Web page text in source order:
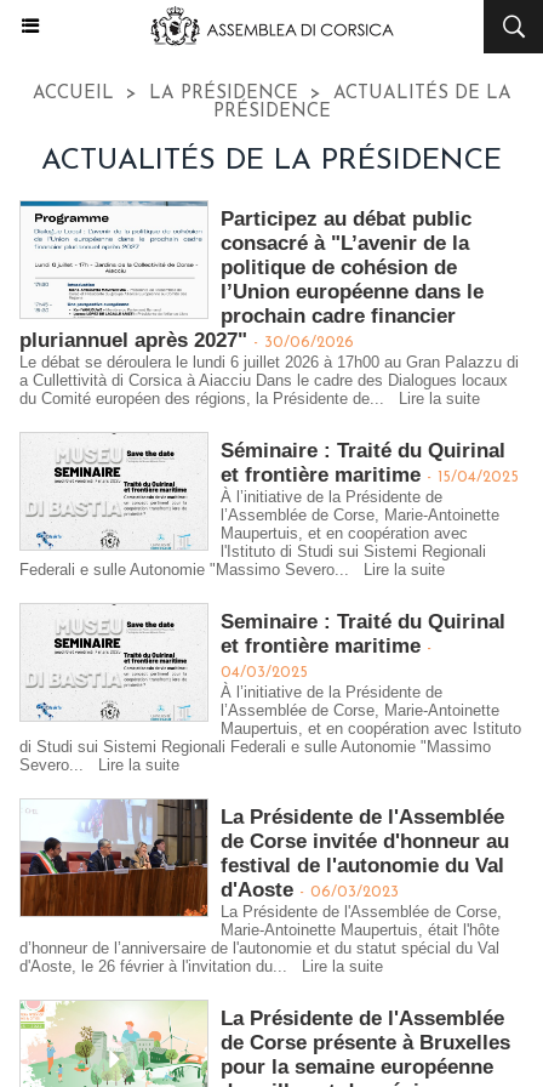
ACCUEIL > LA PRÉSIDENCE >
ACTUALITÉS DE LA
PRÉSIDENCE
ACTUALITÉS DE LA PRÉSIDENCE
Participez au débat public
consacré à "L’avenir de la
politique de cohésion de
l’Union européenne dans le
prochain cadre financier
pluriannuel après 2027" - 30/06/2026
Le débat se déroulera le lundi 6 juillet 2026 à 17h00 au Gran Palazzu di
a Cullettività di Corsica à Aiacciu Dans le cadre des Dialogues locaux
du Comité européen des régions, la Présidente de...
Lire la suite
Séminaire : Traité du Quirinal
et frontière maritime - 15/04/2025
À l’initiative de la Présidente de
l’Assemblée de Corse, Marie-Antoinette
Maupertuis, et en coopération avec
l'Istituto di Studi sui Sistemi Regionali
Federali e sulle Autonomie "Massimo Severo...
Lire la suite
Seminaire : Traité du Quirinal
et frontière maritime -
04/03/2025
À l’initiative de la Présidente de
l’Assemblée de Corse, Marie-Antoinette
Maupertuis, et en coopération avec Istituto
di Studi sui Sistemi Regionali Federali e sulle Autonomie "Massimo
Severo...
Lire la suite
​La Présidente de l'Assemblée
de Corse invitée d'honneur au
festival de l'autonomie du Val
d'Aoste - 06/03/2023
La Présidente de l'Assemblée de Corse,
Marie-Antoinette Maupertuis, était l'hôte
d’honneur de l’anniversaire de l'autonomie et du statut spécial du Val
d'Aoste, le 26 février à l'invitation du...
Lire la suite
La Présidente de l'Assemblée
de Corse présente à Bruxelles
pour la semaine européenne